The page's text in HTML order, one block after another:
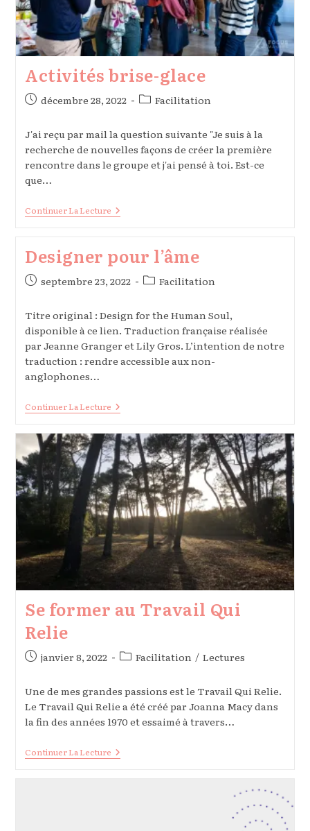
Activités brise-glace
Publication
décembre 28, 2022
PostFacilitation
J'ai reçu par mail la question suivante "Je suis à la
recherche de nouvelles façons de créer la première
rencontre dans le groupe et j'ai pensé à toi. Est-ce
que…
Continuer La LectureActivités
Brise-
Designer pour l’âme
Publication
septembre 23, 2022
PostFacilitation
Titre original : Design for the Human Soul,
disponible à ce lien. Traduction française réalisée
par Jeanne Granger et Lily Gros. L’intention de notre
traduction : rendre accessible aux non-
anglophones…
Continuer La LectureDesigner
Pour
Se former au Travail Qui
Relie
Publication
janvier 8, 2022
PostFacilitation / Lectures
Une de mes grandes passions est le Travail Qui Relie.
Le Travail Qui Relie a été créé par Joanna Macy dans
la fin des années 1970 et essaimé à travers…
Continuer La LectureSe
Former